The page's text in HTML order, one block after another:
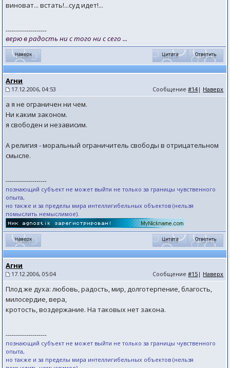
виноват... встать!...суд идет!...
--------------------
верю в радость ни с того ни с сего ...
Агни
17.12.2006, 04:53 Сообщение#14| Наверх
а я не ограничен ни чем.
Ни каким законом.
я свободен и независим.
A религия - моральный ограничитель свободы в отрицательном
смысле.
--------------------
познающий субъект не может выйти не только за границы чувственного
опыта,
но также и за пределы мира интеллигибельных объектов (нельзя
помыслить немыслимое).
Агни
17.12.2006, 05:04 Сообщение#15 | Наверх
Плод же духа: любовь, радость, мир, долготерпение, благость,
милосердие, вера,
кротость, воздержание. На таковых нет закона.
--------------------
познающий субъект не может выйти не только за границы чувственного
опыта,
но также и за пределы мира интеллигибельных объектов (нельзя